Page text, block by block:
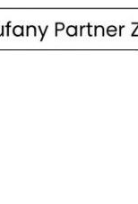
mieszkańców.
nie chwaliliśmy